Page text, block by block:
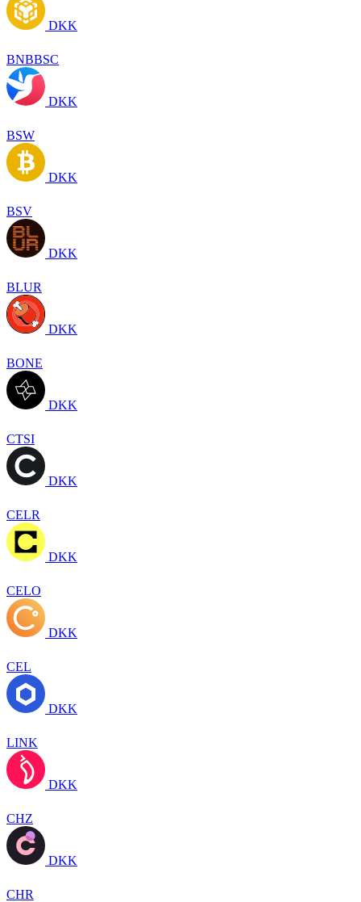
DKK
BNBBSC
DKK
BSW
DKK
BSV
DKK
BLUR
DKK
BONE
DKK
CTSI
DKK
CELR
DKK
CELO
DKK
CEL
DKK
LINK
DKK
CHZ
DKK
CHR